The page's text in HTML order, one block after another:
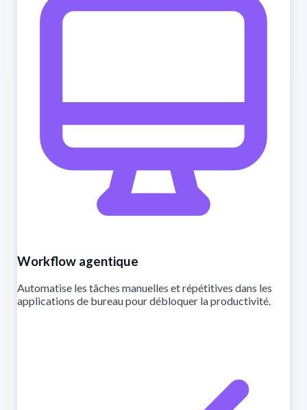
Workflow agentique
Automatise les tâches manuelles et répétitives dans les
applications de bureau pour débloquer la productivité.